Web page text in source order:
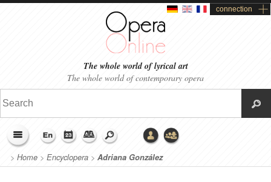
connection
The whole world of lyrical art
The whole world of contemporary opera
> Home > Encyclopera > Adriana González